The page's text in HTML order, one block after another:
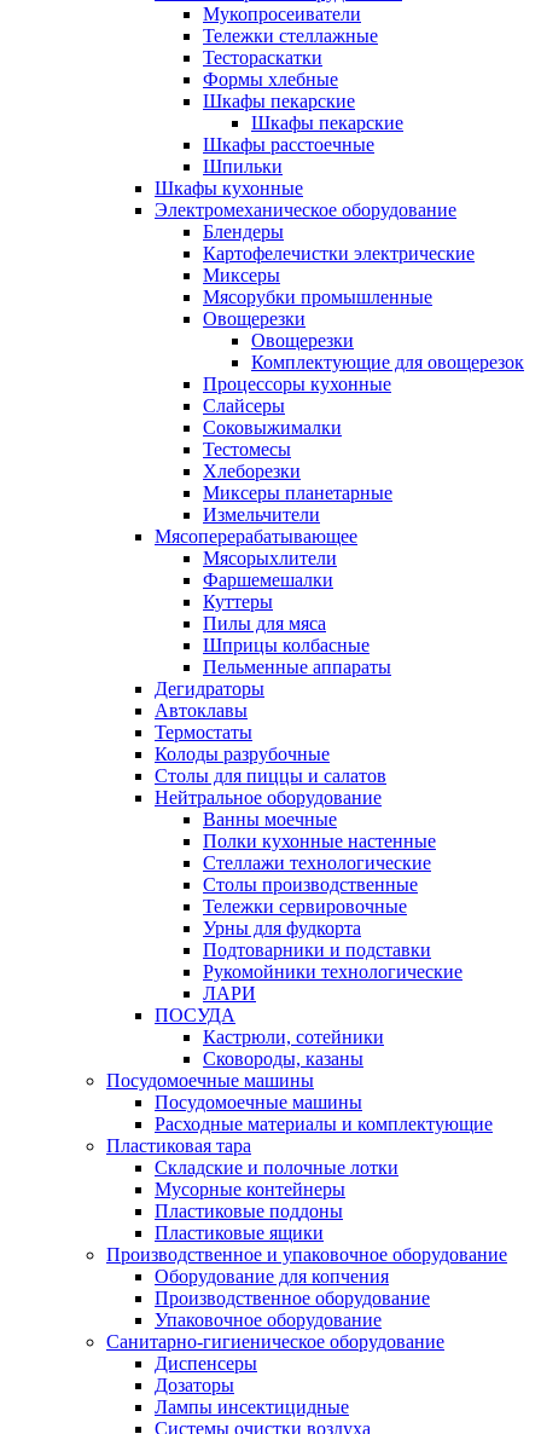
Мукопросеиватели
Тележки стеллажные
Тестораскатки
Формы хлебные
Шкафы пекарские
Шкафы пекарские
Шкафы расстоечные
Шпильки
Шкафы кухонные
Электромеханическое оборудование
Блендеры
Картофелечистки электрические
Миксеры
Мясорубки промышленные
Овощерезки
Овощерезки
Комплектующие для овощерезок
Процессоры кухонные
Слайсеры
Соковыжималки
Тестомесы
Хлеборезки
Миксеры планетарные
Измельчители
Мясоперерабатывающее
Мясорыхлители
Фаршемешалки
Куттеры
Пилы для мяса
Шприцы колбасные
Пельменные аппараты
Дегидраторы
Автоклавы
Термостаты
Колоды разрубочные
Столы для пиццы и салатов
Нейтральное оборудование
Ванны моечные
Полки кухонные настенные
Стеллажи технологические
Столы производственные
Тележки сервировочные
Урны для фудкорта
Подтоварники и подставки
Рукомойники технологические
ЛАРИ
ПОСУДА
Кастрюли, сотейники
Сковороды, казаны
Посудомоечные машины
Посудомоечные машины
Расходные материалы и комплектующие
Пластиковая тара
Складские и полочные лотки
Мусорные контейнеры
Пластиковые поддоны
Пластиковые ящики
Производственное и упаковочное оборудование
Оборудование для копчения
Производственное оборудование
Упаковочное оборудование
Санитарно-гигиеническое оборудование
Диспенсеры
Дозаторы
Лампы инсектицидные
Системы очистки воздуха